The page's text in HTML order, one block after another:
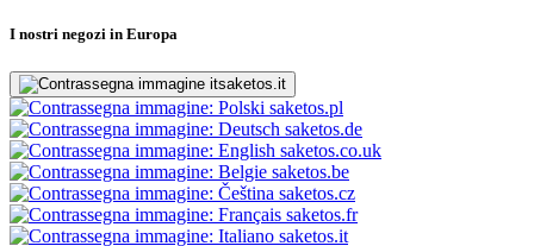
I nostri negozi in Europa
saketos.it
saketos.pl
saketos.de
saketos.co.uk
saketos.be
saketos.cz
saketos.fr
saketos.it